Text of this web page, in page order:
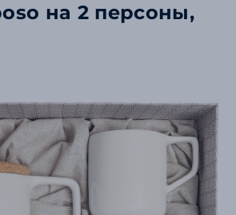
на 2 персоны,